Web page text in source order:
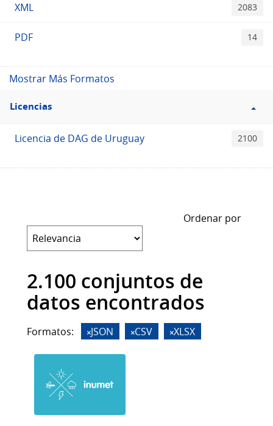
XML 2083
PDF 14
Mostrar Más Formatos
Filtro
Licencias
Licencias
Licencia de DAG de Uruguay 2100
Ordenar por
2.100 conjuntos de
datos encontrados
Formatos: JSON CSV XLSX